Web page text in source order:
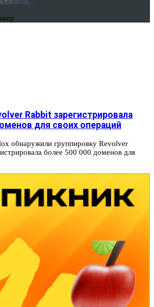
Rabbit зарегистрировала
для своих операций
обнаружили группировку Revolver
более 500 000 доменов для